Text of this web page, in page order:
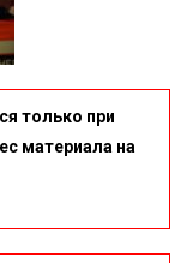
только при
материала на